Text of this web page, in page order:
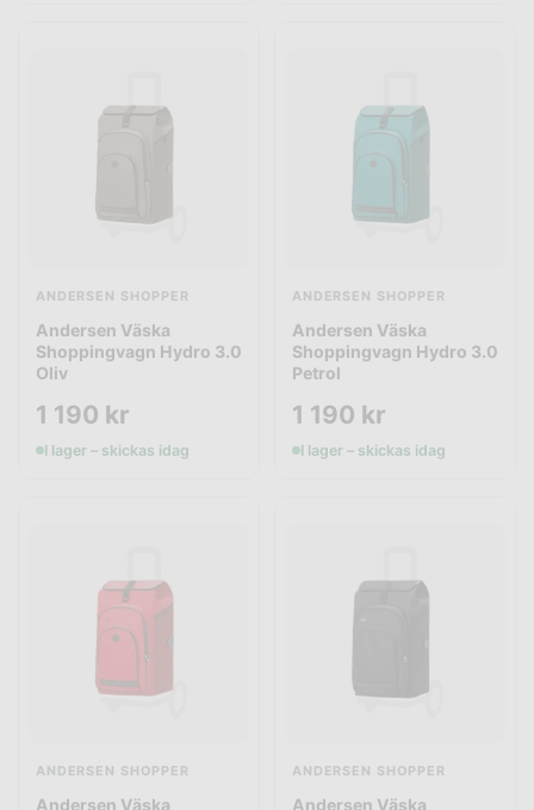
ANDERSEN SHOPPER
Andersen Väska
Shoppingvagn Hydro 3.0
Oliv
1 190 kr
I lager – skickas idag
ANDERSEN SHOPPER
Andersen Väska
Shoppingvagn Hydro 3.0
Petrol
1 190 kr
I lager – skickas idag
ANDERSEN SHOPPER
Andersen Väska
ANDERSEN SHOPPER
Andersen Väska